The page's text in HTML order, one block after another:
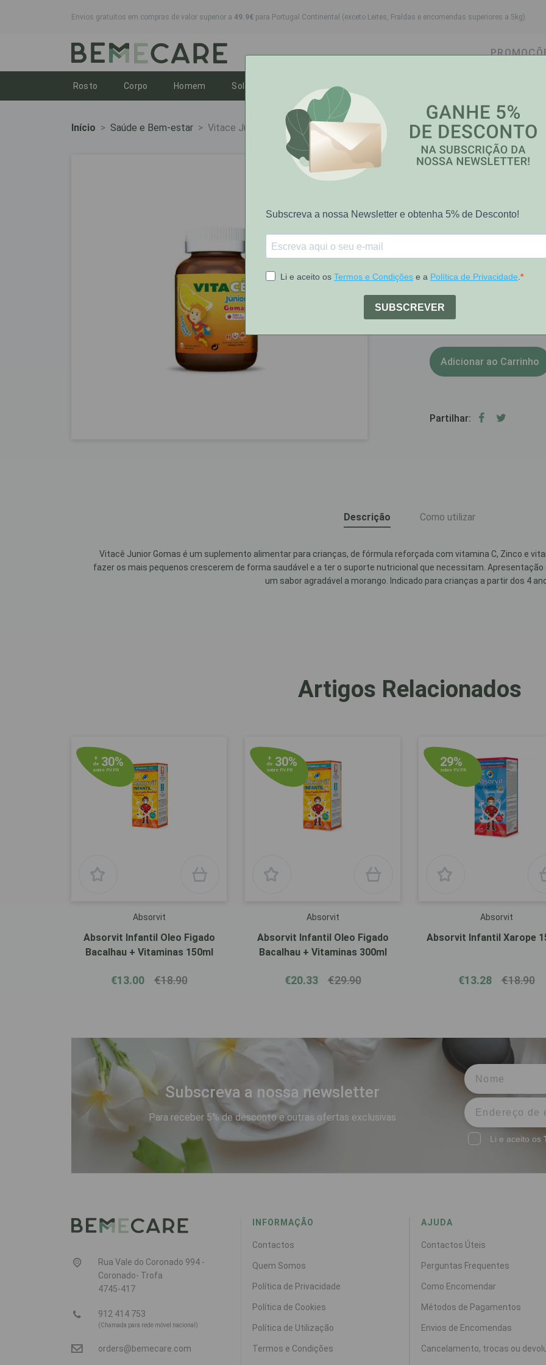
Envios gratuitos em compras de valor superior a 49.9€ para Portugal Continental (exceto Leites, Fraldas e encomendas superiores a 5kg).
Rosto Toggle dropdown
Corpo Toggle dropdown
Homem Toggle dropdown
Solares Toggle dropdownToggle dropdown
Higiene Oral
Início Saúde e Bem-estar Vitace Junior Gomas Morango X60
de 30%
Vitacê
Vitace Junior
Preço riscado representa PVP
[COD 6030189]
Adicionar ao Carrinho
Partilhar:
Descrição Como utilizar
Vitacê Junior Gomas é um suplemento alimentar para crianças, de fórmula reforçada com vitamina C, Zinco e
fazer os mais pequenos crescerem de forma saudável e a ter o suporte nutricional que necessitam.
um sabor agradável a morango. Indicado para crianças a partir dos 4
Artigos Relacionados
+
de 30%
sobre P.V.P.R
Absorvit
Absorvit Infantil Oleo Figado
Bacalhau + Vitaminas 150ml
€13.00 €18.90
+
de 30%
sobre P.V.P.R
Absorvit
Absorvit Infantil Oleo Figado
Bacalhau + Vitaminas 300ml
€20.33 €29.90
29%
sobre P.V.P.R
Absorvit
Absorvit Infantil Xarope
€13.28 €18.90
Subscreva a nossa newsletter
Para receber 5% de desconto e outras ofertas exclusivas
Li e aceito os
Rua Vale do Coronado 994 -
Coronado- Trofa
4745-417
912 414 753
(Chamada para rede móvel nacional)
orders@bemecare.com
INFORMAÇÃO
Contactos
Quem Somos
Política de Privacidade
Política de Cookies
Política de Utilização
Termos e Condições
AJUDA
Contactos Úteis
Perguntas Frequentes
Como Encomendar
Métodos de Pagamentos
Envios de Encomendas
Cancelamento, trocas ou